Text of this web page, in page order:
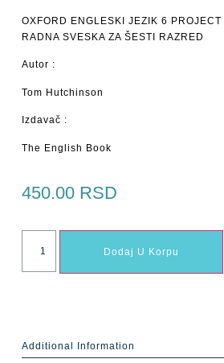
OXFORD ENGLESKI JEZIK 6
RADNA SVESKA ZA ŠESTI RAZRED
Autor :
Tom Hutchinson
Izdavač :
The English Book
450.00 RSD
Dodaj U Korpu
Additional Information